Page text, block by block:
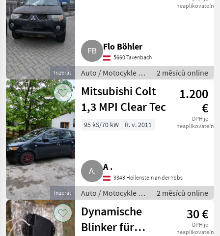
Nissan
Zobrazit
všech
19
MARKETPLACE
Marketplace
Nabídky
prodejců
Inzeráty
Inzerát
neaplikovateľné
Flo Böhler
5660 Taxenbach
Auto / Motocykle /
Auto
2 měsíců online
Inzerát
Mitsubishi Colt
1,3 MPI Clear Tec
1.200
€
DPH je
neaplikovateľné
95 kS/70 kW R. v. 2011
A .
3343 Hollenstein an der Ybbs
Auto / Motocykle /
Auto
2 měsíců online
Dynamische
Blinker für
30 €
DPH je
neaplikovateľné